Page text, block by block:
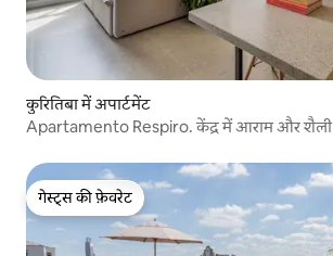
कुरितिबा में अपार्टमेंट
Apartamento Respiro. केंद्र में आराम और शैली
गेस्ट्स की फ़ेवरेट
गेस्ट्स की फ़ेवरेट